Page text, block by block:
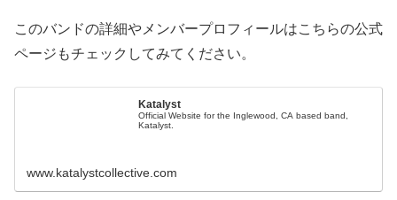
このバンドの詳細やメンバープロフィールはこちらの公式
ページもチェックしてみてください。
Katalyst
Official Website for the Inglewood, CA based band,
Katalyst.
www.katalystcollective.com